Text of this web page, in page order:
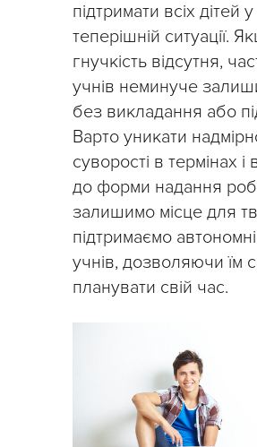
підтримати всіх дітей у
теперішній ситуації.
гнучкість відсутня,
учнів неминуче
без викладання або
Варто уникати
суворості в термінах і
до форми надання
залишимо місце для
підтримаємо
учнів, дозволяючи їм
планувати свій час.